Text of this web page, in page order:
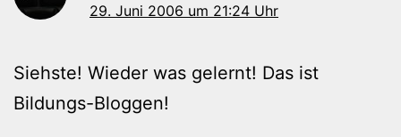
29. Juni 2006 um 21:24 Uhr
Siehste! Wieder was gelernt! Das ist
Bildungs-Bloggen!